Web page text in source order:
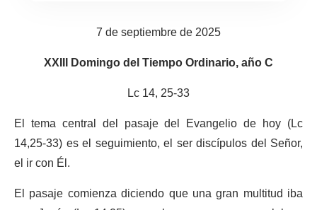
7 de septiembre de 2025
XXIII Domingo del Tiempo Ordinario, año C
Lc 14, 25-33
El tema central del pasaje del Evangelio de hoy (Lc
14,25-33) es el seguimiento, el ser discípulos del Señor,
el ir con Él.
El pasaje comienza diciendo que una gran multitud iba